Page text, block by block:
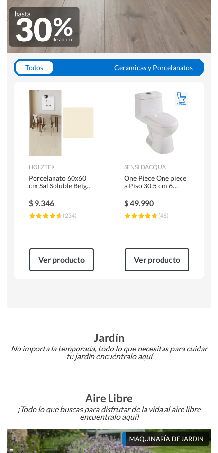
Todos
Ceramicas y Porcelanatos
WC y Sanitarios
Pisos Flotantes y Laminados
Pinturas
HOLZTEK
Porcelanato 60x60
cm Sal Soluble Beige
$ 9.346
(234)
Ver producto
SENSI DACQUA
One Piece One piece
a Piso 30,5 cm 6
$49.990
(46)
Ver producto
Jardín
No importa la temporada, todo lo que necesitas para cuidar
tu jardín encuéntralo aquí
Aire Libre
¡Todo lo que buscas para disfrutar de la vida al aire libre
encuentralo aquí!